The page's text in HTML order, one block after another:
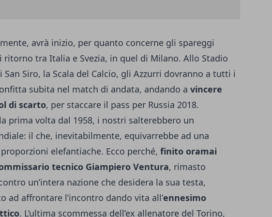
avrà inizio, per quanto concerne gli spareggi
tra Italia e Svezia, in quel di Milano. Allo Stadio
San Siro, la Scala del Calcio, gli Azzurri dovranno a tutti i
subita nel match di andata, andando a vincere
di scarto, per staccare il pass per Russia 2018.
prima volta dal 1958, i nostri salterebbero un
il che, inevitabilmente, equivarrebbe ad una
elefantiache. Ecco perché, finito oramai
tecnico Giampiero Ventura, rimasto
un’intera nazione che desidera la sua testa,
ad affrontare l’incontro dando vita all’ennesimo
. L’ultima scommessa dell’ex allenatore del Torino,